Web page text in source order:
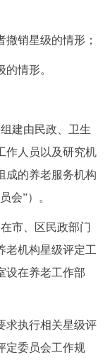
销星级的情形；
情形。
建由民政、卫生
作人员以及研究机
成的养老服务机构
会”）。
市、区民政部门
老机构星级评定工
设在养老工作部
执行相关星级评
定委员会工作规